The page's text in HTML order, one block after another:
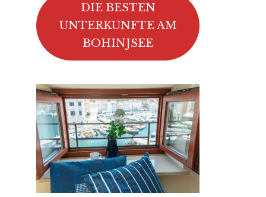
DIE BESTEN
UNTERKUNFTE AM
BOHINJSEE